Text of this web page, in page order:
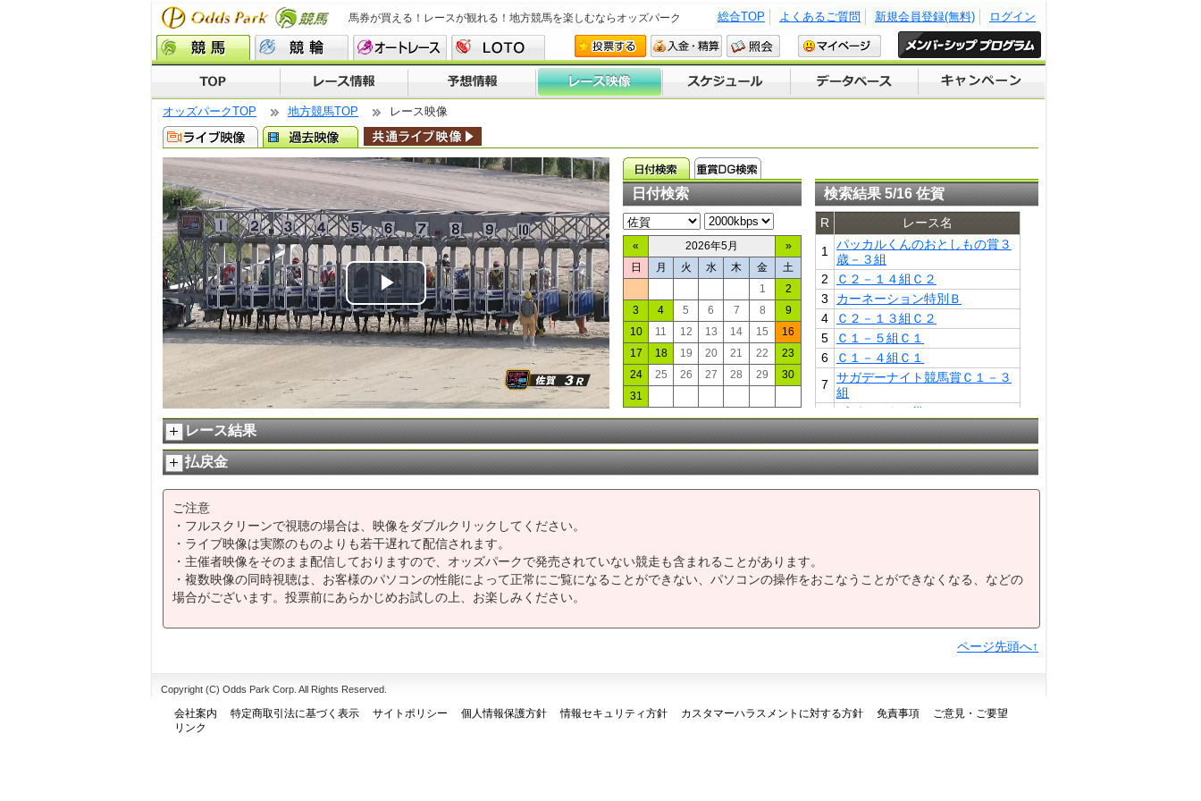
馬券が買える！レースが観れる！地方競馬を楽しむならオッズパーク ログイン
新規会員登録(無料)
よくあるご質問
総合TOP
オッズパークTOP 地方競馬TOP レース映像
Play
Video
日付検索
« 2026年5月
»
日
月 火 水 木 金
土
1
2
3
4 5 6 7 8
9
10
11 12 13 14 15
16
17
18 19 20 21 22
23
24
25 26 27 28 29
30
31
検索結果 5/16 佐賀
R
レース名
1
パッカルくんのおとしもの賞３
歳－３組
2
Ｃ２－１４組Ｃ２
3
カーネーション特別Ｂ
4
Ｃ２－１３組Ｃ２
5
Ｃ１－５組Ｃ１
6
Ｃ１－４組Ｃ１
7
サガデーナイト競馬賞Ｃ１－３
組
ギガンテウム賞Ａ２・Ｂ
9 鯱の門（しゃちのもん）特別３
歳
10 ＳＡＧＡリベンジャーズドリー
レース結果
払戻金
ご注意
・フルスクリーンで視聴の場合は、映像をダブルクリックしてください。
・ライブ映像は実際のものよりも若干遅れて配信されます。
・主催者映像をそのまま配信しておりますので、オッズパークで発売されていない競走も含まれることがあります。
・複数映像の同時視聴は、お客様のパソコンの性能によって正常にご覧になることができない、パソコンの操作をおこなうことができなくなる、などの
場合がございます。投票前にあらかじめお試しの上、お楽しみください。
ページ先頭へ↑
Copyright (C) Odds Park Corp. All Rights Reserved.
会社案内 特定商取引法に基づく表示 サイトポリシー 個人情報保護方針 情報セキュリティ方針 カスタマーハラスメントに対する方針 免責事項
ご意見・ご要望
リンク